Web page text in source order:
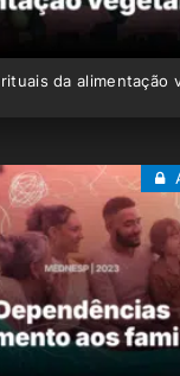
da alimentação